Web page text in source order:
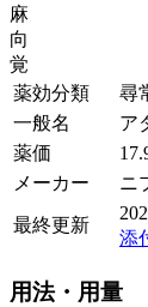
麻
向
覚
薬効分類
尋
一般名
ア
薬価
メーカー
ニ
最終更新
添
用法・用量